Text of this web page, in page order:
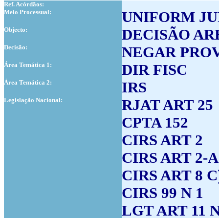
Ref. Acórdãos:
Meio Processual:
UNIFORM
Objecto: DECISÃO
Decisão: NEGAR
Área Temática 1: DIR FISC
Área Temática 2: IRS
Legislação Nacional:
RJAT ART 25
CPTA 152
CIRS ART 2
CIRS ART 2-A
CIRS ART 8
CIRS 99 N 1
LGT ART 11